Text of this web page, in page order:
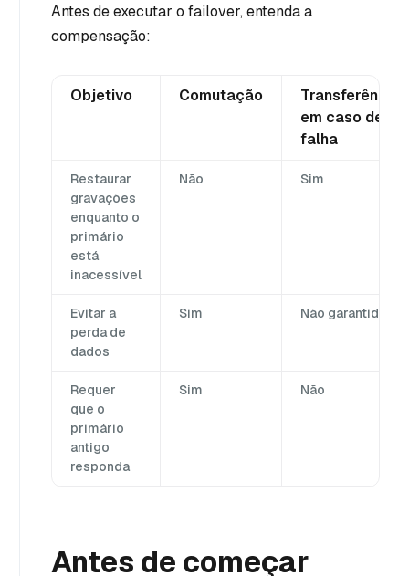
Antes de executar o failover, entenda a
compensação:
Objetivo Comutação
Transferência
em caso de
falha
Restaurar
gravações
enquanto o
primário
está
inacessível
Não Sim
Evitar a
perda de
dados
Sim Não garantido
Requer
que o
primário
antigo
responda
Sim Não
Antes de começar